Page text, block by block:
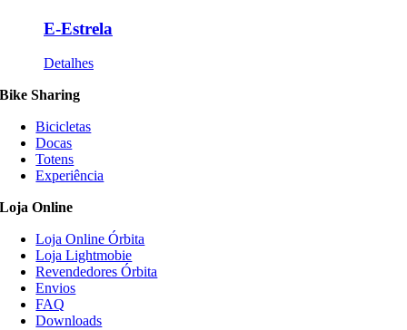
E-Estrela
Detalhes
Bike Sharing
Bicicletas
Docas
Totens
Experiência
Loja Online
Loja Online Órbita
Loja Lightmobie
Revendedores Órbita
Envios
FAQ
Downloads